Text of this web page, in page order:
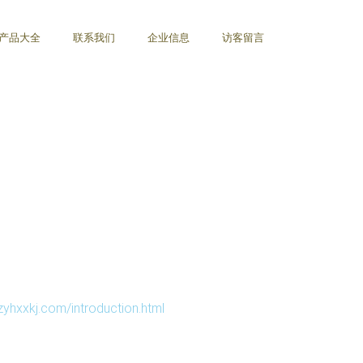
产品大全 联系我们 企业信息 访客留言
introduction.html